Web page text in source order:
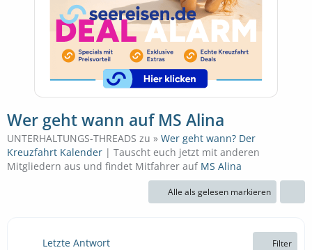
Wer geht wann auf MS Alina
UNTERHALTUNGS-THREADS zu » Wer geht wann? Der
Kreuzfahrt Kalender | Tauscht euch jetzt mit anderen
Mitgliedern aus und findet Mitfahrer auf MS Alina
Alle als gelesen markieren
Letzte Antwort Filter